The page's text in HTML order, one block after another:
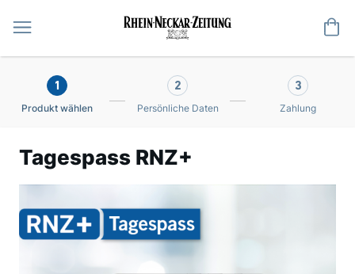
1
Produkt wählen
2
Persönliche Daten
3
Zahlung
Tagespass RNZ+